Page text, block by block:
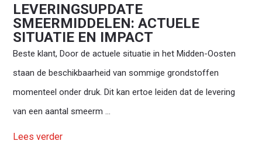
Waar ben je naar op zoek?
LEVERINGSUPDATE
SMEERMIDDELEN: ACTUELE
SITUATIE EN IMPACT
Beste klant, Door de actuele situatie in het Midden-Oosten
staan de beschikbaarheid van sommige grondstoffen
momenteel onder druk. Dit kan ertoe leiden dat de levering
van een aantal smeerm ...
Lees verder